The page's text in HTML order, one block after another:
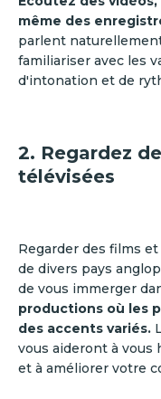
même des
parlent
familiariser avec les
d'intonation et de
2. Regardez
télévisées
Regarder des films
de divers pays
de vous immerger
productions où les
des accents variés.
vous aideront à vous
et à améliorer votre